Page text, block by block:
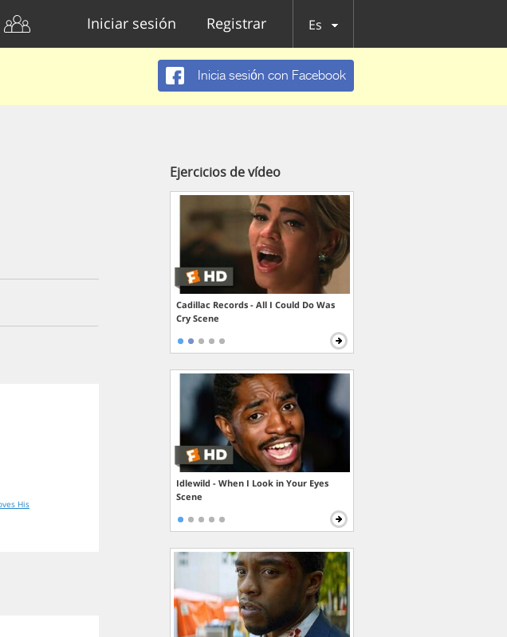
Iniciar sesión Registrar Es
Inicia sesión con Facebook
Ejercicios de vídeo
Cadillac Records - All I Could Do Was
Cry Scene
Idlewild - When I Look in Your Eyes
Scene